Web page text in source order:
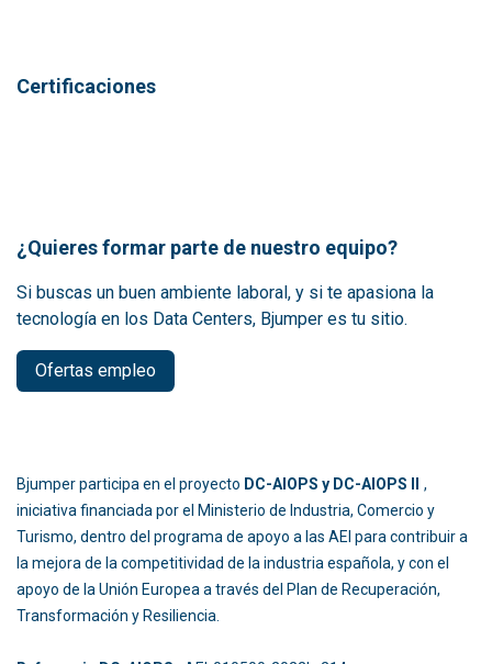
Certificaciones
¿Quieres formar parte de nuestro equipo?
Si buscas un buen ambiente laboral, y si te apasiona la
tecnología en los Data Centers, Bjumper es tu sitio.
Ofertas empleo
Bjumper participa en el proyecto DC-AIOPS y DC-AIOPS II
,
iniciativa financiada por el Ministerio de Industria, Comercio y
Turismo, dentro del programa de apoyo a las AEI para contribuir a
la mejora de la competitividad de la industria española, y con el
apoyo de la Unión Europea a través del Plan de Recuperación,
Transformación y Resiliencia.